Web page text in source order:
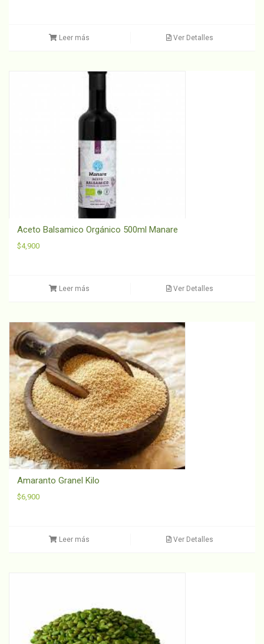
Leer más Ver Detalles
Aceto Balsamico Orgánico 500ml Manare
$4,900
Leer más Ver Detalles
Amaranto Granel Kilo
$6,900
Leer más Ver Detalles